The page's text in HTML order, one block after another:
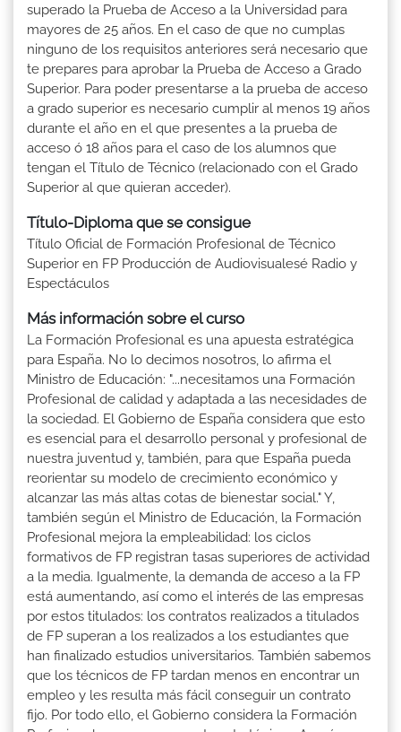
superado la Prueba de Acceso a la Universidad para
mayores de 25 años. En el caso de que no cumplas
ninguno de los requisitos anteriores será necesario que
te prepares para aprobar la Prueba de Acceso a Grado
Superior. Para poder presentarse a la prueba de acceso
a grado superior es necesario cumplir al menos 19 años
durante el año en el que presentes a la prueba de
acceso ó 18 años para el caso de los alumnos que
tengan el Título de Técnico (relacionado con el Grado
Superior al que quieran acceder).
Título-Diploma que se consigue
Título Oficial de Formación Profesional de Técnico
Superior en FP Producción de Audiovisualesé Radio y
Espectáculos
Más información sobre el curso
La Formación Profesional es una apuesta estratégica
para España. No lo decimos nosotros, lo afirma el
Ministro de Educación: "...necesitamos una Formación
Profesional de calidad y adaptada a las necesidades de
la sociedad. El Gobierno de España considera que esto
es esencial para el desarrollo personal y profesional de
nuestra juventud y, también, para que España pueda
reorientar su modelo de crecimiento económico y
alcanzar las más altas cotas de bienestar social." Y,
también según el Ministro de Educación, la Formación
Profesional mejora la empleabilidad: los ciclos
formativos de FP registran tasas superiores de actividad
a la media. Igualmente, la demanda de acceso a la FP
está aumentando, así como el interés de las empresas
por estos titulados: los contratos realizados a titulados
de FP superan a los realizados a los estudiantes que
han finalizado estudios universitarios. También sabemos
que los técnicos de FP tardan menos en encontrar un
empleo y les resulta más fácil conseguir un contrato
fijo. Por todo ello, el Gobierno considera la Formación